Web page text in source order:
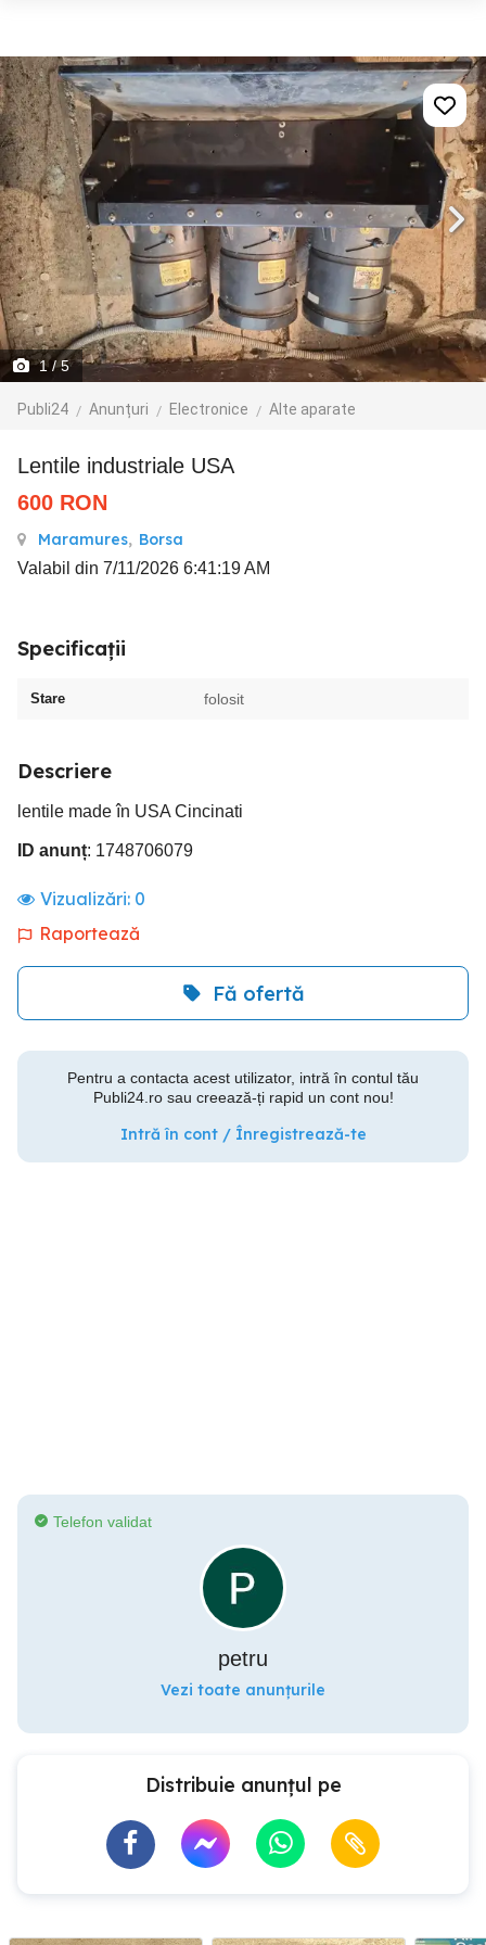
1/ 5
Publi24 Anunțuri Electronice Alte aparate
Lentile industriale USA
600 RON
Maramures, Borsa
Valabil din 7/11/2026 6:41:19 AM
Specificații
Stare folosit
Descriere
lentile made în USA Cincinati
ID anunț: 1748706079
Vizualizări: 0
Raportează
Fă ofertă
Pentru a contacta acest utilizator, intră în contul tău
Publi24.ro sau creează-ți rapid un cont nou!
Intră în cont / Înregistrează-te
Telefon validat
petru
Vezi toate anunțurile
Distribuie anunțul pe